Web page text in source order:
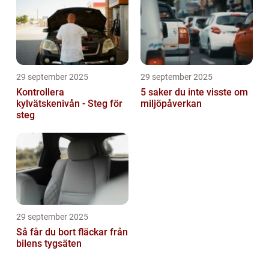
29 september 2025
Kontrollera
kylvätskenivån - Steg för
steg
29 september 2025
5 saker du inte visste om
miljöpåverkan
29 september 2025
Så får du bort fläckar från
bilens tygsäten